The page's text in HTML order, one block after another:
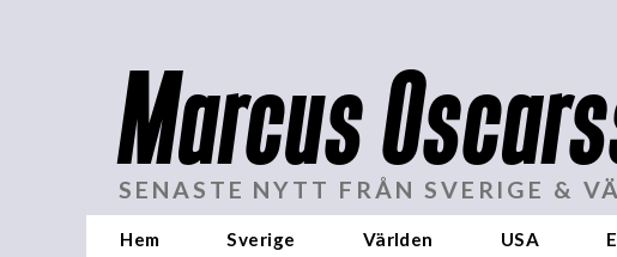
Marcus
SENASTE NYTT FRÅN SVERIGE &
Hem Sverige Världen USA